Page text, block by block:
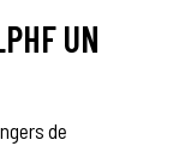
UN
de